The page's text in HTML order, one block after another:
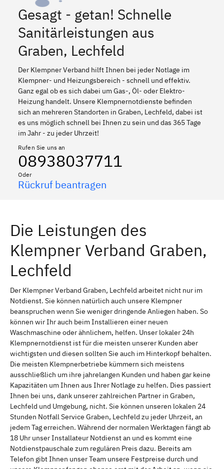
Gesagt - getan! Schnelle
Sanitärleistungen aus
Graben, Lechfeld
Der Klempner Verband hilft Ihnen bei jeder Notlage im
Klempner- und Heizungsbereich - schnell und effektiv.
Ganz egal ob es sich dabei um Gas-, Öl- oder Elektro-
Heizung handelt. Unsere Klempnernotdienste befinden
sich an mehreren Standorten in Graben, Lechfeld, dabei ist
es uns möglich schnell bei Ihnen zu sein und das 365 Tage
im Jahr - zu jeder Uhrzeit!
Rufen Sie uns an
08938037711
Oder
Rückruf beantragen
Die Leistungen des
Klempner Verband Graben,
Lechfeld
Der Klempner Verband Graben, Lechfeld arbeitet nicht nur im
Notdienst. Sie können natürlich auch unsere Klempner
beanspruchen wenn Sie weniger dringende Anliegen haben. So
können wir Ihr auch beim Installieren einer neuen
Waschmaschine oder ähnlichem, helfen. Unser lokaler 24h
Klempnernotdienst ist für die meisten unserer Kunden aber
wichtigsten und diesen sollten Sie auch im Hinterkopf behalten.
Die meisten Klempnerbetriebe kümmern sich meistens
ausschließlich um ihre jahrelangen Kunden und haben gar keine
Kapazitäten um Ihnen aus Ihrer Notlage zu helfen. Dies passiert
Ihnen bei uns, dank unserer zahlreichen Partner in Graben,
Lechfeld und Umgebung, nicht. Sie können unseren lokalen 24
Stunden Notfall Service Graben, Lechfeld zu jeder Uhrzeit, an
jedem Tag erreichen. Während der normalen Werktagen fängt ab
18 Uhr unser Installateur Notdienst an und es kommt eine
Notdienstpauschale zum regulären Preis dazu. Bereits am
Telefon gibt Ihnen unser Team unsere Festpreise durch und